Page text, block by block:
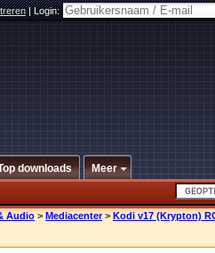
|Login:
downloads Meer
Audio > Mediacenter > Kodi v17 (Krypton)